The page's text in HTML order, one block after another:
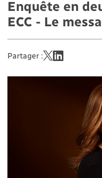
Enquête en
ECC - Le
Partager :